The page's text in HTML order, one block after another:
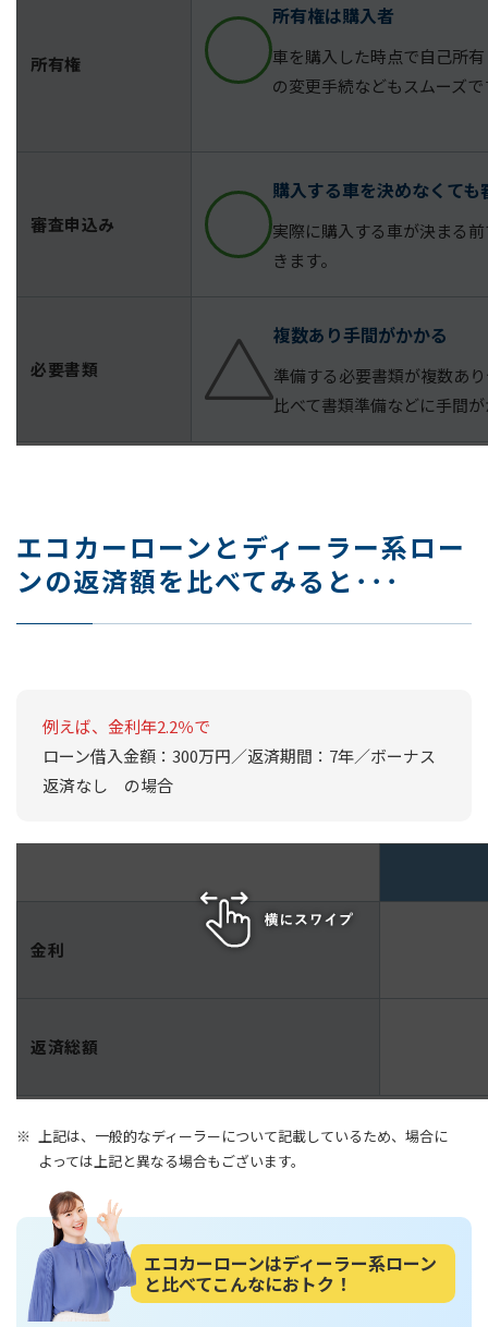
所有権
所有権は購入者
車を購入した時点で自己所
の変更手続などもスムーズで
審査申込み
購入する車を決めなくても
実際に購入する車が決まる
きます。
必要書類
複数あり手間がかかる
準備する必要書類が複数あ
比べて書類準備などに手間
エコカーローンとディーラー系ロー
ンの返済額を比べてみると･･･
例えば、金利年2.2％で
ローン借入金額：300万円／返済期間：7年／ボーナス
返済なし の場合
金利
返済総額
上記は、一般的なディーラーについて記載しているため、場合に
よっては上記と異なる場合もございます。
エコカーローンはディーラー系ローン
と比べてこんなにおトク！